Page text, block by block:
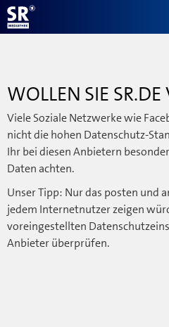
WOLLEN SIE SR.DE
Viele Soziale Netzwerke wie
nicht die hohen Datenschutz-
Ihr bei diesen Anbietern
Daten achten.
Unser Tipp: Nur das posten und
jedem Internetnutzer zeigen
voreingestellten
Anbieter überprüfen.